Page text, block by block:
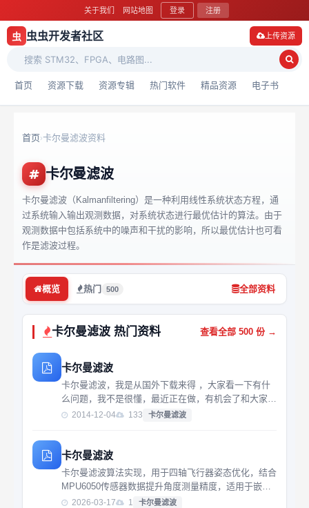
关于我们 网站地图 登录 注册
虫 虫虫开发者社区
首页 资源下载 资源专辑 热门软件 精品资源 电子书
上传资源
首页›卡尔曼滤波资料
卡尔曼滤波
卡尔曼滤波（Kalmanfiltering）是一种利用线性系统状态方程，通
过系统输入输出观测数据，对系统状态进行最优估计的算法。由于
观测数据中包括系统中的噪声和干扰的影响，所以最优估计也可看
作是滤波过程。
概览 热门 500 全部资料
卡尔曼滤波 热门资料 查看全部 500 份 →
卡尔曼滤波
卡尔曼滤波，我是从国外下载来得 ，大家看一下有什
么问题，我不是很懂，最近正在做，有机会了和大家交
流。2014-12-04 133 卡尔曼滤波
卡尔曼滤波
卡尔曼滤波算法实现，用于四轴飞行器姿态优化，结合
MPU6050传感器数据提升角度测量精度，适用于嵌入
式系统开发与运动控制场景。
2026-03-17 1 卡尔曼滤波